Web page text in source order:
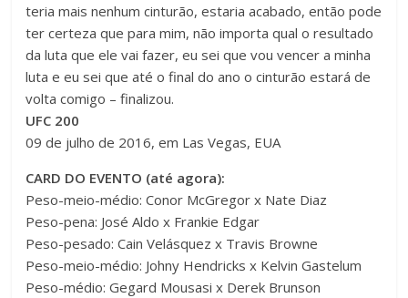
teria mais nenhum cinturão, estaria acabado, então pode
ter certeza que para mim, não importa qual o resultado
da luta que ele vai fazer, eu sei que vou vencer a minha
luta e eu sei que até o final do ano o cinturão estará de
volta comigo – finalizou.
UFC 200
09 de julho de 2016, em Las Vegas, EUA
CARD DO EVENTO (até agora):
Peso-meio-médio: Conor McGregor x Nate Diaz
Peso-pena: José Aldo x Frankie Edgar
Peso-pesado: Cain Velásquez x Travis Browne
Peso-meio-médio: Johny Hendricks x Kelvin Gastelum
Peso-médio: Gegard Mousasi x Derek Brunson